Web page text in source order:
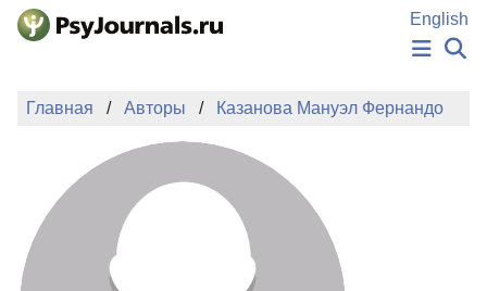
Перейти к основному содержанию
English
НОВОСТИ
АВТОРЫ
ПОДАТЬ РУКОПИСЬ
БАЗА ЗНАНИЙ
КЛЮЧЕВЫЕ СЛОВА
Регистрация
Главная Авторы Казанова Мануэл Фернандо